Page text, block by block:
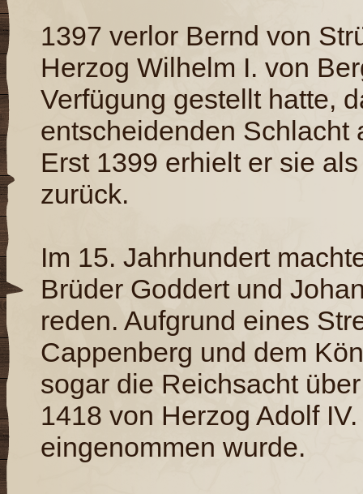
1397 verlor Bernd von
Herzog Wilhelm I. von
Verfügung gestellt hatte,
entscheidenden Schlacht
Erst 1399 erhielt er sie
zurück.
Im 15. Jahrhundert
Brüder Goddert und
reden. Aufgrund eines
Cappenberg und dem
sogar die Reichsacht
1418 von Herzog Adolf
eingenommen wurde.